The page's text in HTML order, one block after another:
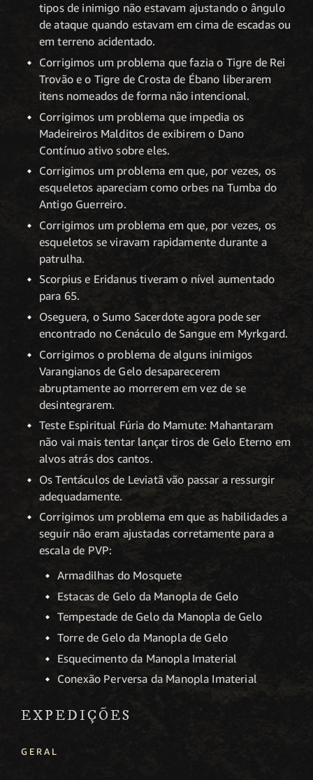
tipos de inimigo não estavam ajustando o ângulo
de ataque quando estavam em cima de escadas ou
em terreno acidentado.
Corrigimos um problema que fazia o Tigre de Rei
Trovão e o Tigre de Crosta de Ébano liberarem
itens nomeados de forma não intencional.
Corrigimos um problema que impedia os
Madeireiros Malditos de exibirem o Dano
Contínuo ativo sobre eles.
Corrigimos um problema em que, por vezes, os
esqueletos apareciam como orbes na Tumba do
Antigo Guerreiro.
Corrigimos um problema em que, por vezes, os
esqueletos se viravam rapidamente durante a
patrulha.
Scorpius e Eridanus tiveram o nível aumentado
para 65.
Oseguera, o Sumo Sacerdote agora pode ser
encontrado no Cenáculo de Sangue em Myrkgard.
Corrigimos o problema de alguns inimigos
Varangianos de Gelo desaparecerem
abruptamente ao morrerem em vez de se
desintegrarem.
Teste Espiritual Fúria do Mamute: Mahantaram
não vai mais tentar lançar tiros de Gelo Eterno em
alvos atrás dos cantos.
Os Tentáculos de Leviatã vão passar a ressurgir
adequadamente.
Corrigimos um problema em que as habilidades a
seguir não eram ajustadas corretamente para a
escala de PVP:
Armadilhas do Mosquete
Estacas de Gelo da Manopla de Gelo
Tempestade de Gelo da Manopla de Gelo
Torre de Gelo da Manopla de Gelo
Esquecimento da Manopla Imaterial
Conexão Perversa da Manopla Imaterial
EXPEDIÇÕES
GERAL